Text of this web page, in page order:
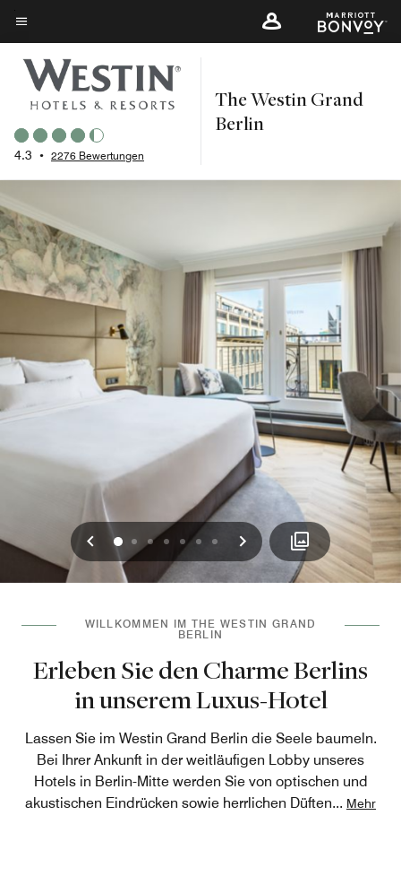
Skip
to
main
content
Menütext
4.3 • 2276 Bewertungen
The Westin Grand
Berlin
Vorherige
0 123 45 6 Weiter
WILLKOMMEN IM THE WESTIN GRAND
BERLIN
Erleben Sie den Charme Berlins
in unserem Luxus-Hotel
Lassen Sie im Westin Grand Berlin die Seele baumeln.
Bei Ihrer Ankunft in der weitläufigen Lobby unseres
Hotels in Berlin-Mitte werden Sie von optischen und
akustischen Eindrücken sowie herrlichen Düften... Mehr